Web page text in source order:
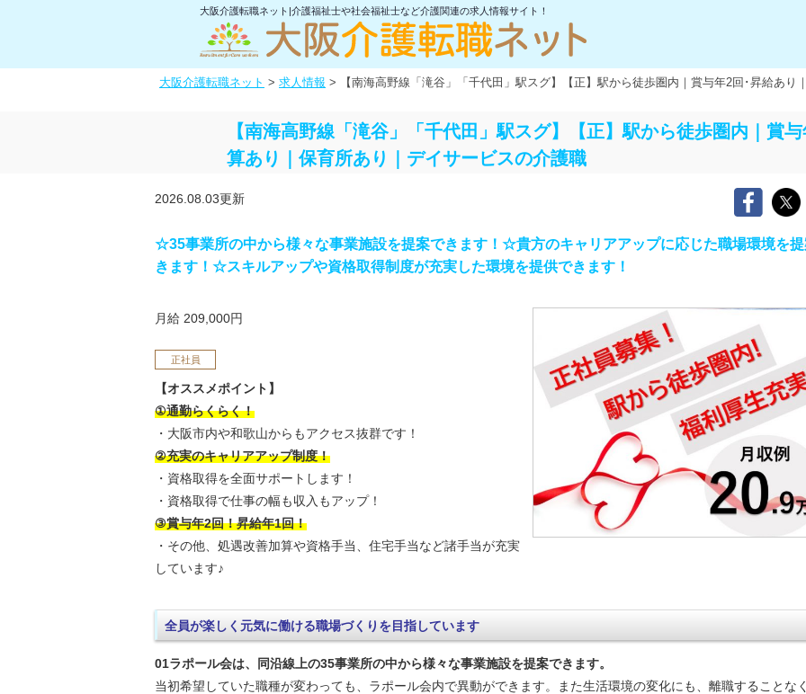
大阪介護転職ネット|介護福祉士や社会福祉士など介護関連の求人情報サイト！
大阪介護転職ネット > 求人情報 > 【南海高野線「滝谷」「千代田」駅スグ】【正】駅から徒歩圏内｜賞与年2回･昇給あ
【南海高野線「滝谷」「千代田」駅スグ】【正】駅から徒歩圏内｜賞
算あり｜保育所あり｜デイサービスの介護職
2026.08.03更新
☆35事業所の中から様々な事業施設を提案できます！☆貴方のキャリアアップに応じた職場環境を
きます！☆スキルアップや資格取得制度が充実した環境を提供できます！
月給 209,000円
正社員
【オススメポイント】
①通勤らくらく！
・大阪市内や和歌山からもアクセス抜群です！
②充実のキャリアアップ制度！
・資格取得を全面サポートします！
・資格取得で仕事の幅も収入もアップ！
③賞与年2回！昇給年1回！
・その他、処遇改善加算や資格手当、住宅手当など諸手当が充実
しています♪
全員が楽しく元気に働ける職場づくりを目指しています
01ラポール会は、同沿線上の35事業所の中から様々な事業施設を提案できます。
当初希望していた職種が変わっても、ラポール会内で異動ができます。また生活環境の変化にも、離職することな